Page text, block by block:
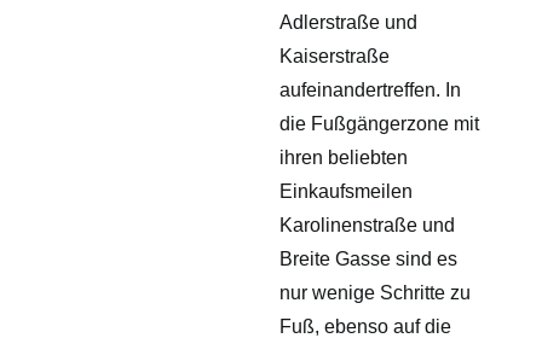
Adlerstraße und
Kaiserstraße
aufeinandertreffen. In
die Fußgängerzone mit
ihren beliebten
Einkaufsmeilen
Karolinenstraße und
Breite Gasse sind es
nur wenige Schritte zu
Fuß, ebenso auf die